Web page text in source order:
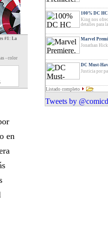
#1: La
- color
en
100% DC
King nos
detalles para
Marvel
Jonathan
DC Must-
Justicia por
Listado completo
Tweets by